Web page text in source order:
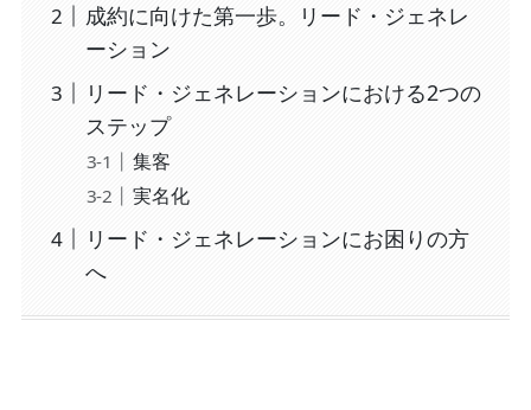
成約に向けた第一歩。リード・ジェネレ
ーション
リード・ジェネレーションにおける2つの
ステップ
集客
実名化
リード・ジェネレーションにお困りの方
へ